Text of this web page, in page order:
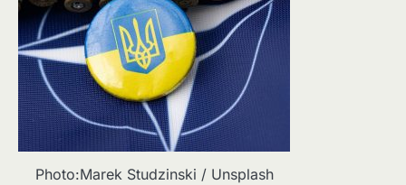
Photo:Marek Studzinski / Unsplash